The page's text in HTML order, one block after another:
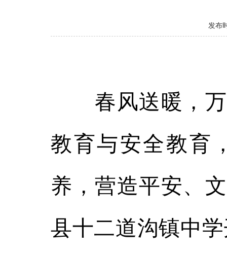
发布
春风送暖，万
教育与安全教育
养，营造平安、
县十二道沟镇中